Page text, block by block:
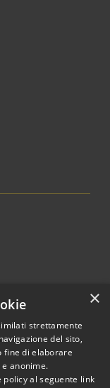
© 2026 • Comune di
×
strettamente
del sito,
fine di elaborare
anonime.
al seguente link